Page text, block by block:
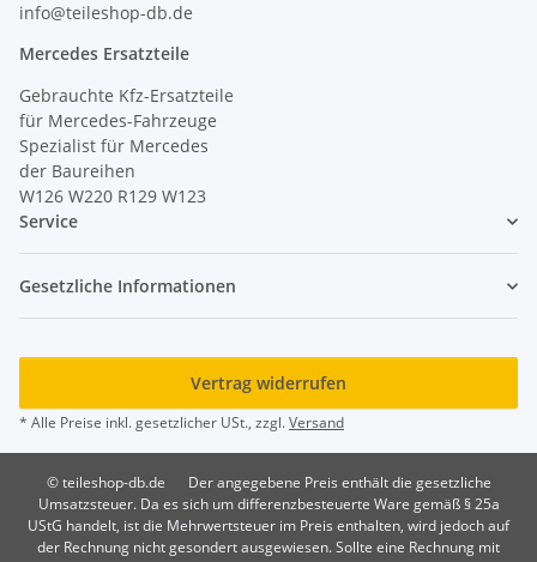
info@teileshop-db.de
Mercedes Ersatzteile
Gebrauchte Kfz-Ersatzteile
für Mercedes-Fahrzeuge
Spezialist für Mercedes
der Baureihen
W126 W220 R129 W123
Service
Gesetzliche Informationen
Vertrag widerrufen
* Alle Preise inkl. gesetzlicher USt., zzgl.Versand
© teileshop-db.de
Der angegebene Preis enthält die gesetzliche
Umsatzsteuer. Da es sich um differenzbesteuerte Ware gemäß § 25a
UStG handelt, ist die Mehrwertsteuer im Preis enthalten, wird jedoch auf
der Rechnung nicht gesondert ausgewiesen. Sollte eine Rechnung mit